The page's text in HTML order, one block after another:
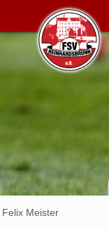
Felix Meister